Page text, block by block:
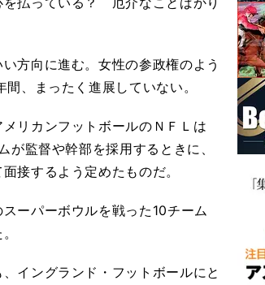
方向に進む。女性の参政権のよう
、まったく進展していない。
リカンフットボールのＮＦＬは
監督や幹部を採用するときに、
接するよう定めたものだ。
ーパーボウルを戦った10チーム
イングランド・フットボールにと